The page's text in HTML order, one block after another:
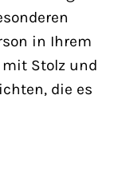
in Ihrem
mit Stolz und
die es